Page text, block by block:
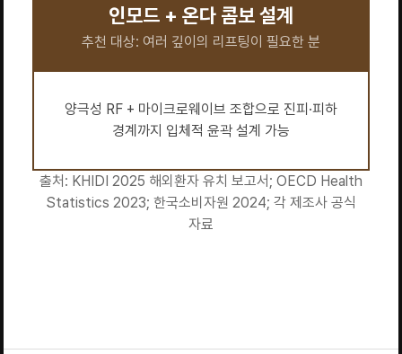
인모드 + 온다 콤보 설계
추천 대상: 여러 깊이의 리프팅이 필요한 분
양극성 RF + 마이크로웨이브 조합으로 진피·피하
경계까지 입체적 윤곽 설계 가능
출처: KHIDI 2025 해외환자 유치 보고서; OECD Health
Statistics 2023; 한국소비자원 2024; 각 제조사 공식
자료